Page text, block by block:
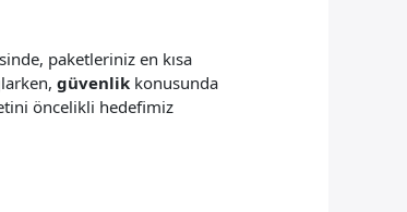
paketleriniz en kısa
güvenlik konusunda
öncelikli hedefimiz